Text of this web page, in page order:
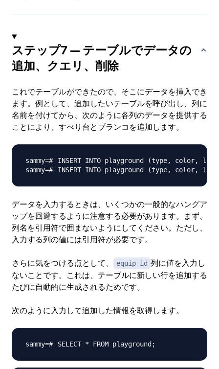
ステップ7 — テーブルでデータの
追加、クエリ、削除
これでテーブルができたので、そこにデータを挿入でき
ます。例として、追加したいテーブルを呼び出し、列に
名前を付けてから、次のように各列のデータを提供する
ことにより、すべり台とブランコを追加します。
INSERT INTO playground (type, color,
INSERT INTO playground
(type, color,
データを入力するときは、いくつかの一般的なハングア
ップを回避するように注意する必要があります。まず、
列名を引用符で囲まないようにしてください。ただし、
入力する列の値には引用符が必要です。
さらに気をつける点として、 equip_id 列に値を入力し
ないことです。これは、テーブルに新しい行を追加する
たびに自動的に生成されるためです。
次のように入力して追加した情報を取得します。
SELECT * FROM playground ;